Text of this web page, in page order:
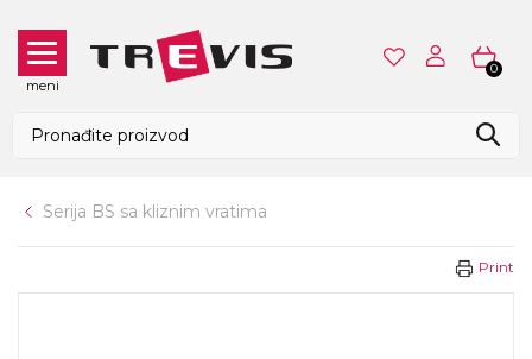
meni
0
Serija BS sa kliznim vratima
Print